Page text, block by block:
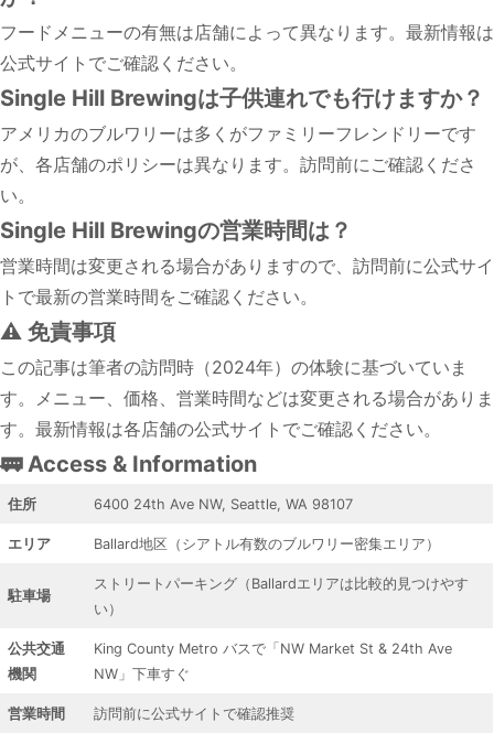
フードメニューの有無は店舗によって異なります。最新情報は
公式サイトでご確認ください。
Single Hill Brewingは子供連れでも行けますか？
アメリカのブルワリーは多くがファミリーフレンドリーです
が、各店舗のポリシーは異なります。訪問前にご確認くださ
い。
Single Hill Brewingの営業時間は？
営業時間は変更される場合がありますので、訪問前に公式サイ
トで最新の営業時間をご確認ください。
⚠️ 免責事項
この記事は筆者の訪問時（2024年）の体験に基づいていま
す。メニュー、価格、営業時間などは変更される場合がありま
す。最新情報は各店舗の公式サイトでご確認ください。
🚃 Access & Information
住所 6400 24th Ave NW, Seattle, WA 98107
エリア Ballard地区（シアトル有数のブルワリー密集エリア）
駐車場
ストリートパーキング（Ballardエリアは比較的見つけやす
い）
公共交通
機関
King County Metro バスで「NW Market St & 24th Ave
NW」下車すぐ
営業時間 訪問前に公式サイトで確認推奨